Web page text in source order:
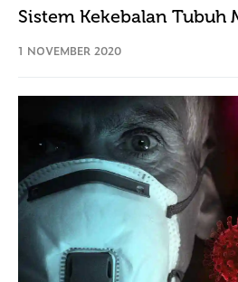
Sistem Kekebalan Tubuh
1 NOVEMBER 2020